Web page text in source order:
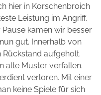
hier in Korschenbroich
Leistung im Angriff,
kamen wir besser
gut. Innerhalb von
aufgeholt.
alte Muster verfallen.
verloren. Mit einer
keine Spiele für sich